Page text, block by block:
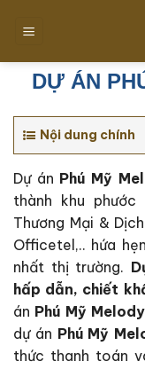
đến
DỰ ÁN
Nội dung chính
Dự án Phú Mỹ
thành khu
Thương Mại &
Officetel,.. hứa
nhất thị trường.
hấp dẫn, chiết
án Phú Mỹ Melody
dự án Phú Mỹ
thức thanh toán